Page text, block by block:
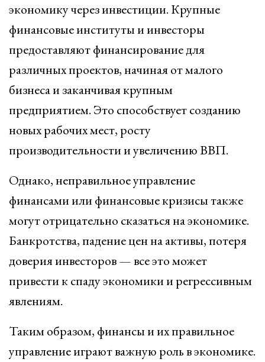
экономику через инвестиции. Крупные
финансовые институты и инвесторы
предоставляют финансирование для
различных проектов, начиная от малого
бизнеса и заканчивая крупным
предприятием. Это способствует созданию
новых рабочих мест, росту
производительности и увеличению ВВП.
Однако, неправильное управление
финансами или финансовые кризисы также
могут отрицательно сказаться на экономике.
Банкротства, падение цен на активы, потеря
доверия инвесторов — все это может
привести к спаду экономики и регрессивным
явлениям.
Таким образом, финансы и их правильное
управление играют важную роль в экономике.